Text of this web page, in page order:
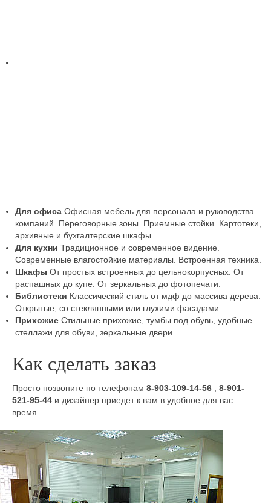
Для офиса Офисная мебель для персонала и руководства
компаний. Переговорные зоны. Приемные стойки. Картотеки,
архивные и бухгалтерские шкафы.
Для кухни Традиционное и современное видение.
Современные влагостойкие материалы. Встроенная техника.
Шкафы От простых встроенных до цельнокорпусных. От
распашных до купе. От зеркальных до фотопечати.
Библиотеки Классический стиль от мдф до массива дерева.
Открытые, со стеклянными или глухими фасадами.
Прихожие Стильные прихожие, тумбы под обувь, удобные
стеллажи для обуви, зеркальные двери.
Как сделать заказ
Просто позвоните по телефонам 8-903-109-14-56
8-901-
521-95-44 и дизайнер приедет к вам в удобное для вас
время.